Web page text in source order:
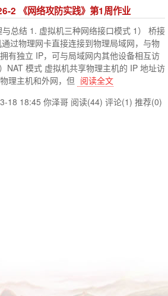
2 《网络攻防实践》第1周作业
总结 1. 虚拟机三种网络接口模式 1） 桥接
过物理网卡直接连接到物理局域网，与物
有独立 IP，可与局域网内其他设备相互访
NAT 模式 虚拟机共享物理主机的 IP 地址访
理主机和外网，但 阅读全文
18 18:45 你泽哥 阅读(44) 评论(1) 推荐(0)